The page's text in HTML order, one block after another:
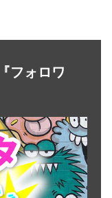
フォロワ